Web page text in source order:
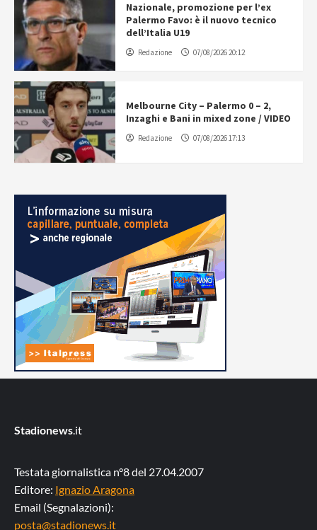
Nazionale, promozione per l’ex
Palermo Favo: è il nuovo tecnico
dell’Italia U19
Redazione 07/08/2026 20:12
Melbourne City – Palermo 0 – 2,
Inzaghi e Bani in mixed zone / VIDEO
Redazione 07/08/2026 17:13
Stadionews.it
Testata giornalistica n°8 del 27.04.2007
Editore: Ignazio Aragona
Email (Segnalazioni):
posta@stadionews.it